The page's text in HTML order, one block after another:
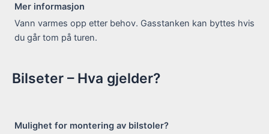
Mer informasjon
Vann varmes opp etter behov. Gasstanken kan byttes hvis
du går tom på turen.
Bilseter – Hva gjelder?
Mulighet for montering av bilstoler?